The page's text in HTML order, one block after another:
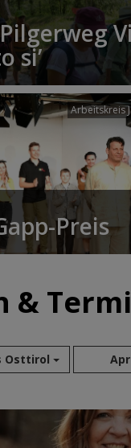
si’
Arbeitskreis
Preis
&
Osttirol
Aug
Sep